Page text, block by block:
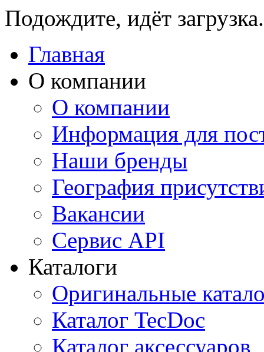
Подождите, идёт
Главная
О компании
О компании
Информация для
Наши бренды
География
Вакансии
Сервис API
Каталоги
Оригинальные
Каталог TecDoc
Каталог аксессуаров